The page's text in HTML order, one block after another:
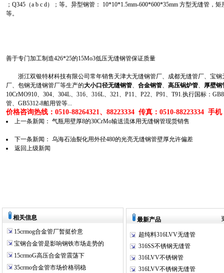
；Q345（a b c d）；等。异型钢管： 10*10*1.5mm-600*600*35mm 方型无缝管，
等。
善于专门加工制造426*25的15Mo3低压无缝钢管保证质量
浙江双银特材科技有限公司常年销售天津大无缝钢管厂、成都无缝管厂、宝钢
厂、包钢无缝钢管厂等生产的大小口径无缝钢管、 合金钢管、 高压锅炉管、
厚壁钢
10CrMO910、304、304L、316、316L、321、P11、P22、P91、T91.执行国标：
管、GB5312-8船用管等...
价格咨询热线：0510-88264321、88223334 传真：0510-88223334 手机
上一条新闻： 气瓶用壁厚8的30CrMo输送流体用无缝钢管现货销售
下一条新闻： 乌海石油裂化用外径480的光亮无缝钢管壁厚允许偏差
返回上级新闻
相关信息
15crmog合金管厂暂挺价意
宝钢合金管是影响钢铁市场走势的
15crmoG高压合金管震荡下
35crmo合金管市场价格弱稳
最新产品
超纯料316LVV无缝管
316SS不锈钢无缝管
316LVV不锈钢管
316LVV不锈钢无缝管